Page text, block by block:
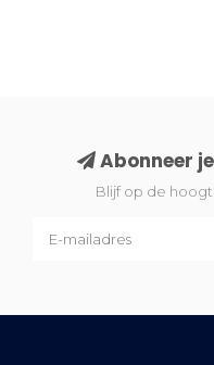
Abonneer
Blijf op de